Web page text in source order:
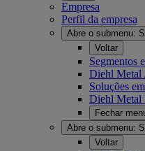
Empresa
Perfil da empresa
Abre o submenu:
Voltar
Segmentos
Diehl Metal
Soluções
Diehl Metal
Fechar
Abre o submenu:
Voltar